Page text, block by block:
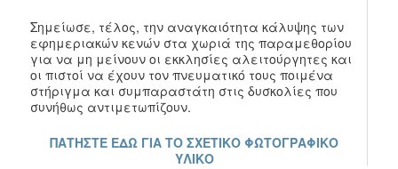
Σημείωσε, τέλος, την αναγκαιότητα κάλυψης των
εφημεριακών κενών στα χωριά της παραμεθορίου
για να μη μείνουν οι εκκλησίες αλειτούργητες και
οι πιστοί να έχουν τον πνευματικό τους ποιμένα
στήριγμα και συμπαραστάτη στις δυσκολίες που
συνήθως αντιμετωπίζουν.
ΠΑΤΗΣΤΕ ΕΔΩ ΓΙΑ ΤΟ ΣΧΕΤΙΚΟ ΦΩΤΟΓΡΑΦΙΚΟ
ΥΛΙΚΟ